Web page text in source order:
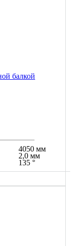
балкой
4050 мм
2,0 мм
135 °